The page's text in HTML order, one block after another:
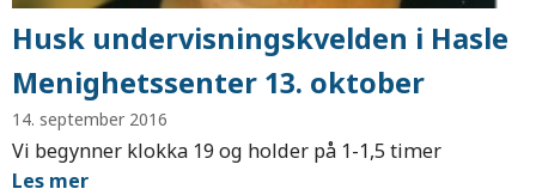
Husk undervisningskvelden i Hasle
Menighetssenter 13. oktober
14. september 2016
Vi begynner klokka 19 og holder på 1-1,5 timer
Les mer